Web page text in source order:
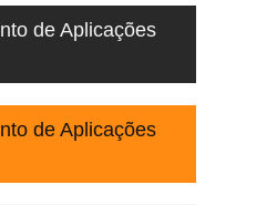
de Aplicações
de Aplicações